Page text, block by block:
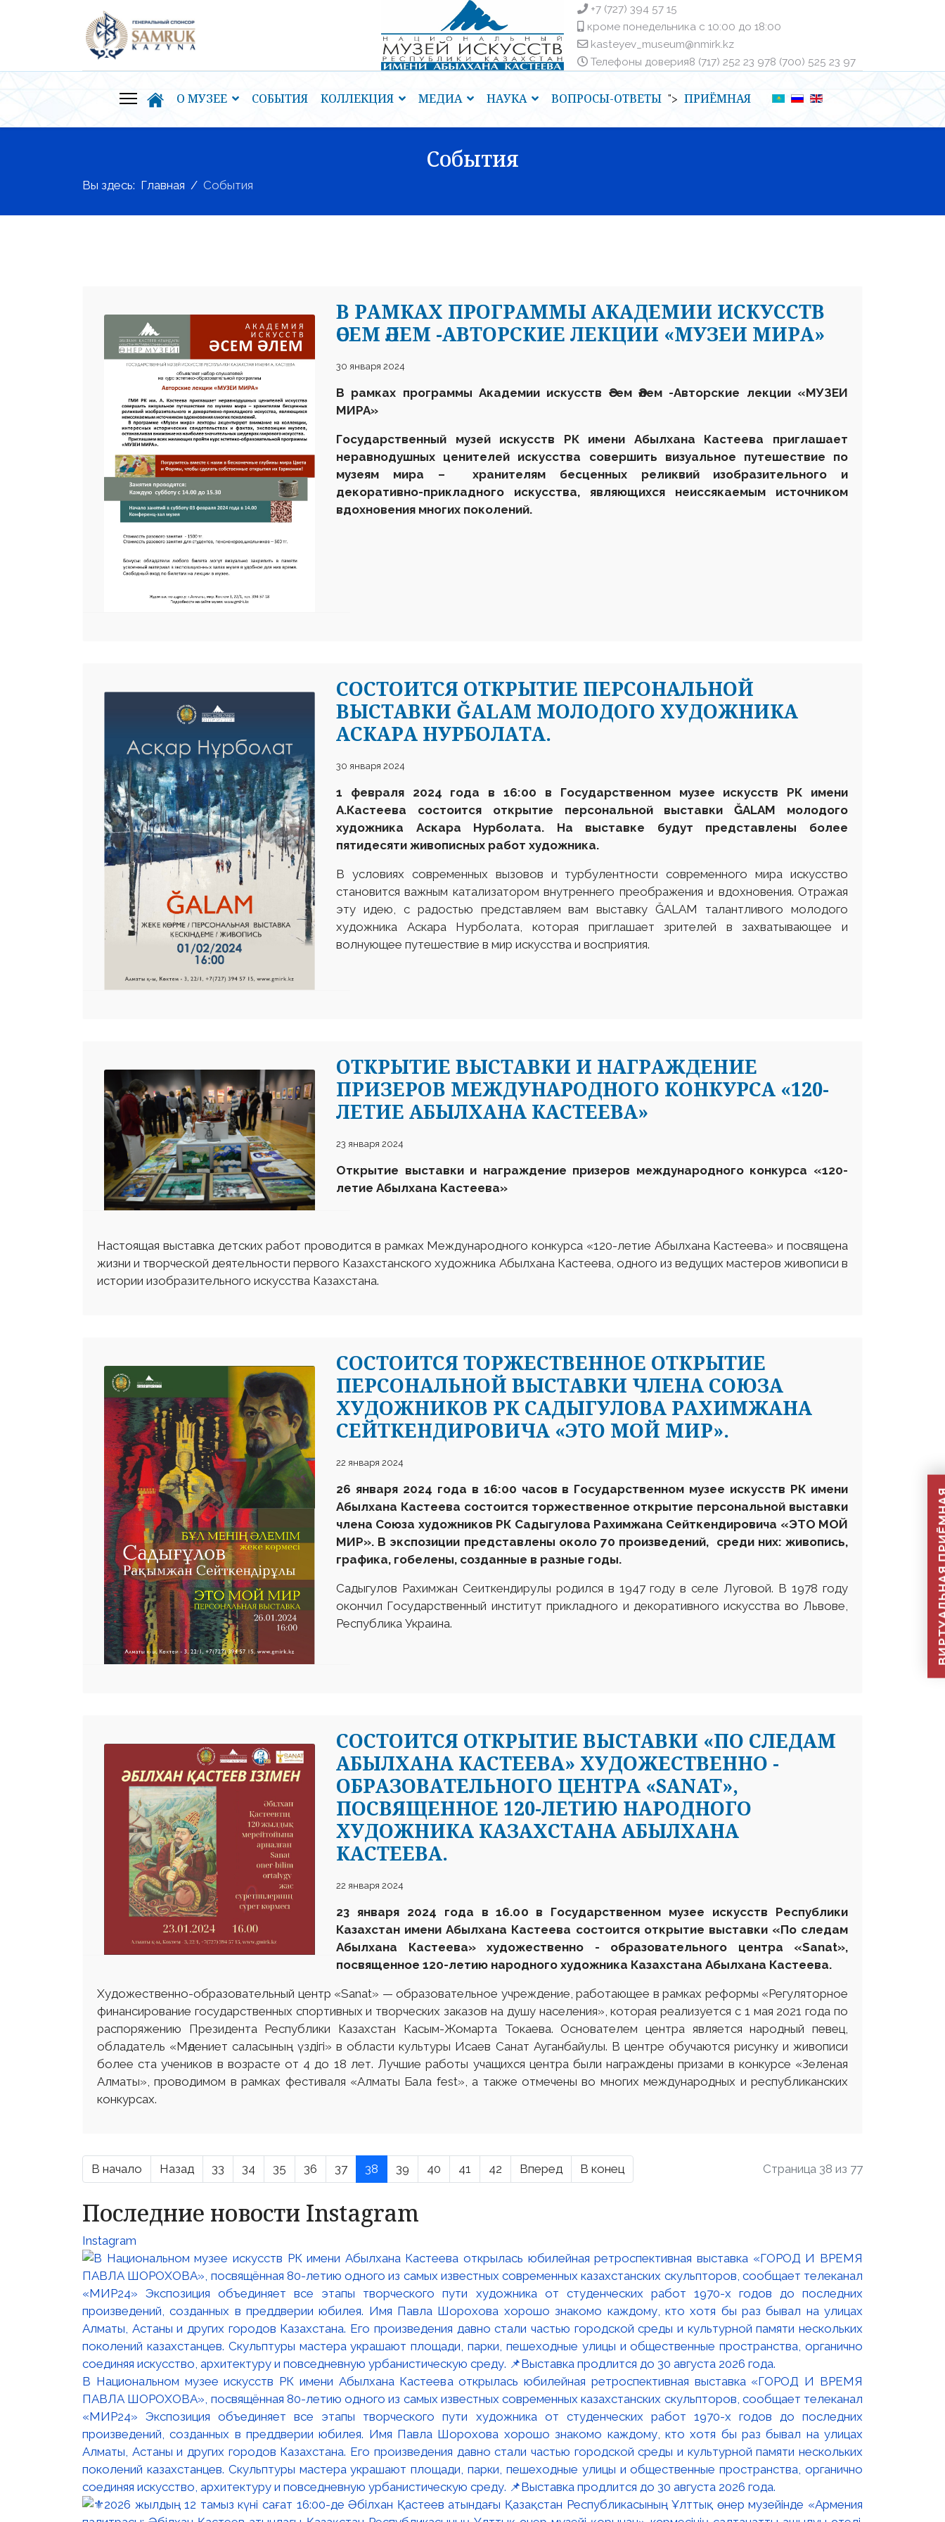
+7 (727) 394 57 15
кроме понедельника с 10:00 до 18:00
kasteyev_museum@nmirk.kz
Телефоны доверияㅤ8 (717) 252 23 97ㅤㅤ8 (700) 525 23 97
О МУЗЕЕ СОБЫТИЯ КОЛЛЕКЦИЯ МЕДИА НАУКА ВОПРОСЫ-ОТВЕТЫ "> ПРИЁМНАЯ
События
Вы здесь: Главная События
В РАМКАХ ПРОГРАММЫ АКАДЕМИИ ИСКУССТВ
ӘСЕМ ӘЛЕМ -АВТОРСКИЕ ЛЕКЦИИ «МУЗЕИ МИРА»
30 января 2024
В рамках программы Академии искусств Әсем Әлем -Авторские лекции «МУЗЕИ
МИРА»
Государственный музей искусств РК имени Абылхана Кастеева приглашает
неравнодушных ценителей искусства совершить визуальное путешествие по
музеям мира – хранителям бесценных реликвий изобразительного и
декоративно-прикладного искусства, являющихся неиссякаемым источником
вдохновения многих поколений.
СОСТОИТСЯ ОТКРЫТИЕ ПЕРСОНАЛЬНОЙ
ВЫСТАВКИ ĞALAM МОЛОДОГО ХУДОЖНИКА
АСКАРА НУРБОЛАТА.
30 января 2024
1 февраля 2024 года в 16:00 в Государственном музее искусств РК имени
А.Кастеева состоится открытие персональной выставкиĞALAM молодого
художника Аскара Нурболата. На выставке
будут представлены более
пятидесяти живописных работ художника.
В условиях современных вызовов и турбулентности современного мира искусство
становится важным катализатором внутреннего преображения и вдохновения. Отражая
эту идею, с радостью представляем вам выставку ĞALAM талантливого молодого
художника Аскара Нурболата, которая приглашает зрителей в захватывающее и
волнующее путешествие в мир искусства и восприятия.
ОТКРЫТИЕ ВЫСТАВКИ И НАГРАЖДЕНИЕ
ПРИЗЕРОВ МЕЖДУНАРОДНОГО КОНКУРСА «120-
ЛЕТИЕ АБЫЛХАНА КАСТЕЕВА»
23 января 2024
Открытие выставки и награждение призеров международного конкурса «120-
летие Абылхана Кастеева»
Настоящая выставка детских работ проводится в рамках Международного конкурса «120-летие Абылхана Кастеева» и посвящена
жизни и творческой деятельности первого Казахстанского художника Абылхана Кастеева, одного из ведущих мастеров живописи в
истории изобразительного искусства Казахстана.
СОСТОИТСЯ ТОРЖЕСТВЕННОЕ ОТКРЫТИЕ
ПЕРСОНАЛЬНОЙ ВЫСТАВКИ ЧЛЕНА СОЮЗА
ХУДОЖНИКОВ РК САДЫГУЛОВА РАХИМЖАНА
СЕЙТКЕНДИРОВИЧА «ЭТО МОЙ МИР».
22 января 2024
26 января2024 года в 16:00 часов в Государственном музее искусств РК имени
Абылхана Кастеева состоится торжественное открытие персональной выставки
члена Союза художников РК Садыгулова Рахимжана Сейткендировича «ЭТО МОЙ
МИР». В экспозиции представлены около 70 произведений, среди них: живопись,
графика, гобелены, созданные в разные годы.
Садыгулов Рахимжан Сеиткендирулы родился в 1947 году в селе Луговой. В 1978 году
окончил Государственный институт прикладного и декоративного искусства во Львове,
Республика Украина.
СОСТОИТСЯ ОТКРЫТИЕ ВЫСТАВКИ «ПО СЛЕДАМ
АБЫЛХАНА КАСТЕЕВА» ХУДОЖЕСТВЕННО -
ОБРАЗОВАТЕЛЬНОГО ЦЕНТРА «SANAT»,
ПОСВЯЩЕННОЕ 120-ЛЕТИЮ НАРОДНОГО
ХУДОЖНИКА КАЗАХСТАНА АБЫЛХАНА
КАСТЕЕВА.
22 января 2024
23 января 2024 года в 16.00 в Государственном музее искусств Республики
Казахстан имени Абылхана Кастеева состоится открытие выставки «По следам
Абылхана Кастеева» художественно - образовательного центра «Sanat»,
посвященное 120-летию народного художника Казахстана Абылхана Кастеева.
Художественно-образовательный центр «Sanat» — образовательное учреждение, работающее в рамках реформы «Регуляторное
финансирование государственных спортивных и творческих заказов на душу населения», которая реализуется с 1 мая 2021 года по
распоряжению Президента Республики Казахстан Касым-Жомарта Токаева. Основателем центра является народный певец,
обладатель «Мәдениет саласының үздігі» в области культуры Исаев Санат Ауганбайулы. В центре обучаются рисунку и живописи
более ста учеников в возрасте от 4 до 18 лет. Лучшие работы учащихся центра были награждены призами в конкурсе «Зеленая
Алматы», проводимом в рамках фестиваля «Алматы Бала fest», а также отмечены во многих международных и республиканских
конкурсах.
В начало Назад 33 34 35 36 37 38 39 40 41 42 Вперед В конец Страница 38 из 77
Последние новости Instagram
Instagram
В Национальном музее искусств РК имени Абылхана Кастеева открылась юбилейная ретроспективная выставка «ГОРОД И ВРЕМЯ
ПАВЛА ШОРОХОВА», посвящённая 80-летию одного из самых известных современных казахстанских скульпторов, сообщает телеканал
«МИР24» Экспозиция объединяет все этапы творческого пути художника от студенческих работ 1970-х годов до последних
произведений, созданных в преддверии юбилея. Имя Павла Шорохова хорошо знакомо каждому, кто хотя бы раз бывал на улицах
Алматы, Астаны и других городов Казахстана. Его произведения давно стали частью городской среды и культурной памяти нескольких
поколений казахстанцев. Скульптуры мастера украшают площади, парки, пешеходные улицы и общественные пространства, органично
соединяя искусство, архитектуру и повседневную урбанистическую среду. 📌Выставка продлится до 30 августа 2026 года.